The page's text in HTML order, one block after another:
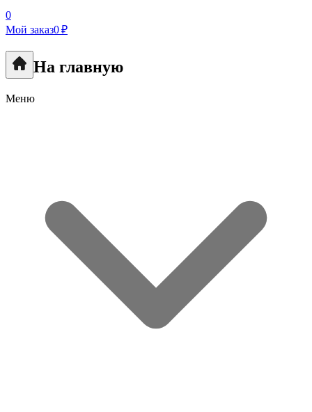
0
Мой заказ0 ₽
На главную
Меню